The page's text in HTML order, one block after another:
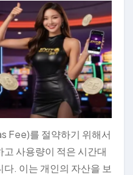
Fee)를 절약하기 위해서
사용량이 적은 시간대
. 이는 개인의 자산을 보